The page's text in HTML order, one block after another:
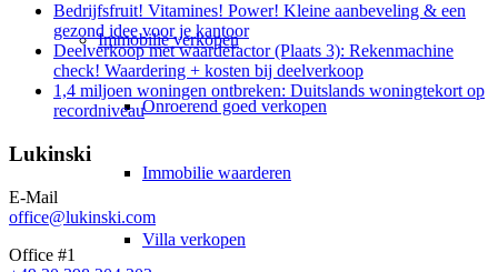
Immobilie verkopen
Onroerend goed verkopen
Immobilie waarderen
Villa verkopen
Bedrijfsfruit! Vitamines! Power! Kleine aanbeveling & een
gezond idee voor je kantoor
Deelverkoop met waardefactor (Plaats 3): Rekenmachine
check! Waardering + kosten bij deelverkoop
1,4 miljoen woningen ontbreken: Duitslands woningtekort op
recordniveau
Lukinski
E-Mail
office@lukinski.com
Office #1